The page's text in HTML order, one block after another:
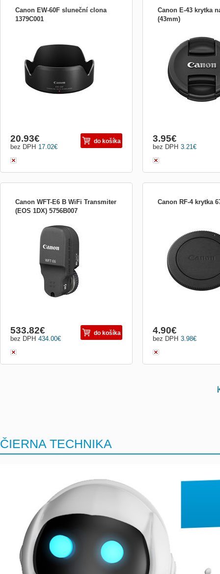
Canon EW-60F sluneční clona
1379C001
nežádoucími slunečními paprsky
vnikajícími do objektivu. ZÁKLADNÍ
SPECIFIKACE; Kompatibilní s: EFM
18150...
17.02€
bez DPH
20.93€ do košíka
Canon E-43 krytka
(43mm)
Canon E43; Nasazovací
ochrání váš objektiv před
škrábanci či prachem.
kvalitního a robustního
pevně drží. ZÁKLADNÍ
3.21€
bez DPH
3.95€
Canon WFT-E6 B WiFi Transmiter
(EOS 1DX) 5756B007
Canon WFTE6 B; Bezdrátový modul
Canon WFTE6 B pro Canon EOS 1DX
vám umožní bezdrátový přenos snímků z
fotoaparátu do PC. Kromě bezdrátového
WiFi standardu 802.11 a/b/g/n je přítomna
také technologie Blue...
434.00€
bez DPH
533.82€ do košíka
Canon RF-4 krytka
jednoduchá, avšak velmi
bezpečného ukládání a
fotoaparátu od prachu a
zrovna nemáte nasazený
ZÁKLADNÍ SPECIF...
3.98€
bez DPH
4.90€
ČIERNA TECHNIKA